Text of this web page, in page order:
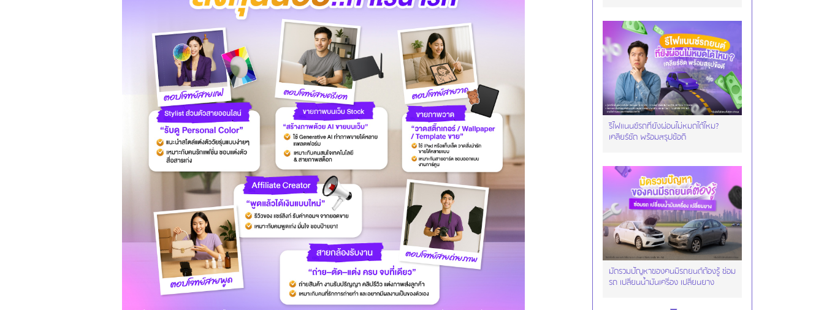
รีไฟแนนซ์รถที่ยังผ่อนไม่หมดได้ไหม?
เคลียร์ชัด พร้อมสรุปข้อดี
มัดรวมปัญหาของคนมีรถยนต์ต้องรู้ ซ่อม
รถ เปลี่ยนน้ำมันเครื่อง เปลี่ยนยาง